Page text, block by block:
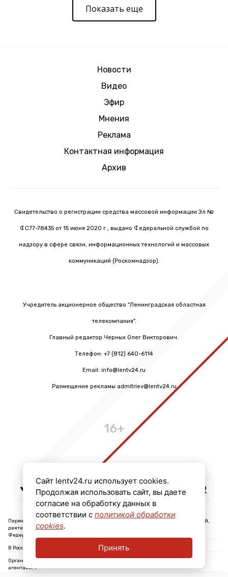
Показать еще
Новости
Видео
Эфир
Мнения
Реклама
Контактная информация
Архив
Свидетельство о регистрации средства массовой информации Эл №
ФС77-78435 от 15 июня 2020 г., выдано Федеральной службой по
надзору в сфере связи, информационных технологий и массовых
коммуникаций (Роскомнадзор).
Учредитель акционерное общество "Ленинградская областная
телекомпания".
Главный редактор Черных Олег Викторович.
Телефон: +7 (812) 640-6114
Email: info@lentv24.ru
Размещение рекламы admitriev@lentv24.ru
16+
Перечень иностранных и международных неправительственных организаций,
деятельность которых признана нежелательной на территории Российской
Федерации: ↓
В России признаны экстремистскими и запрещены организации: ↓
Организации, СМИ и физические лица, признанные в России иностранными
агентами: ↓
Сайт lentv24.ru использует cookies.
Продолжая использовать сайт, вы даете
согласие на обработку данных в
соответствии с политикой обработки
cookies.
Принять